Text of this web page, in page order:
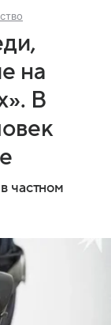
на
В
частном